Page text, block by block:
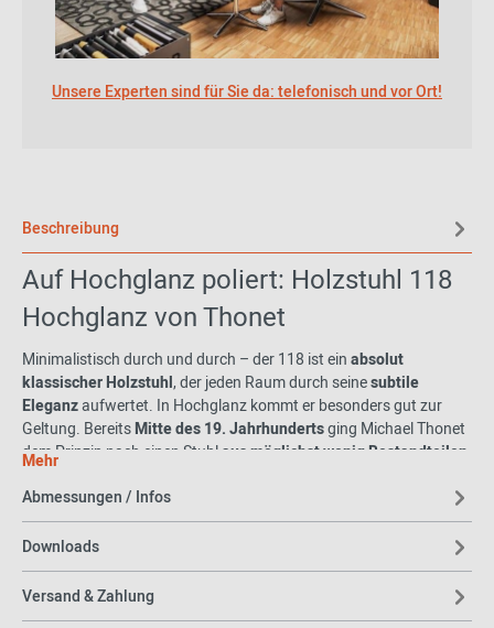
Unsere Experten sind für Sie da: telefonisch und vor Ort!
Beschreibung
Auf Hochglanz poliert: Holzstuhl 118
Hochglanz von Thonet
Minimalistisch durch und durch – der 118 ist einabsolut
klassischer Holzstuhl, der jeden Raum durch seinesubtile
Eleganzaufwertet. In Hochglanz kommt er besonders gut zur
Geltung. BereitsMitte des 19. Jahrhundertsging Michael Thonet
dem Prinzip nach einen Stuhlaus möglichst wenig Bestandteilen
mit seinem Stuhl 118 nicht nur auf, sondern ehrt in gleichzeitig.
Raffinierte Details
abgerundetund an der Vorderseite
versehen
– es entsteht ein gekonnter Bruch, der die
Mehr
Abmessungen / Infos
Downloads
Versand & Zahlung